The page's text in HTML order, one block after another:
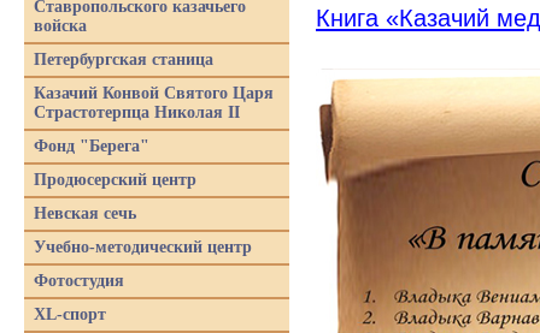
Книга «Казачий
Ставропольского казачьего
войска
Петербургская станица
Казачий Конвой Святого Царя
Страстотерпца Николая II
Фонд "Берега"
Продюсерский центр
Невская сечь
Учебно-методический центр
Фотостудия
XL-спорт